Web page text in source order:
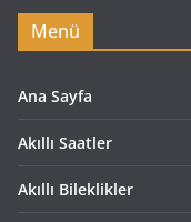
Menü
Ana Sayfa
Akıllı Saatler
Akıllı Bileklikler